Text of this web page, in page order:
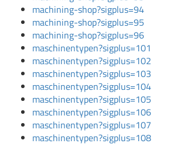
machining-shop?sigplus=94
machining-shop?sigplus=95
machining-shop?sigplus=96
maschinentypen?sigplus=101
maschinentypen?sigplus=102
maschinentypen?sigplus=103
maschinentypen?sigplus=104
maschinentypen?sigplus=105
maschinentypen?sigplus=106
maschinentypen?sigplus=107
maschinentypen?sigplus=108